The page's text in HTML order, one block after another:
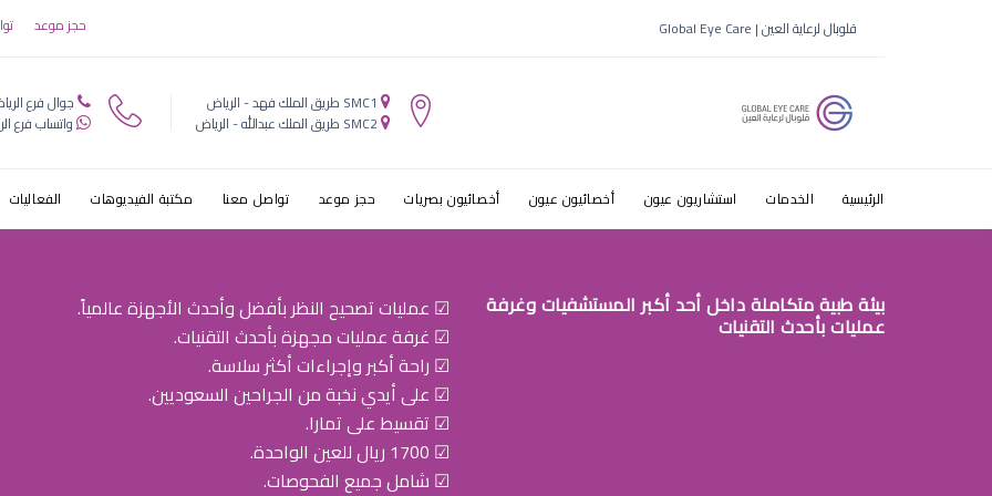
الماء الازرق في العيون
قلوبال لرعاية العين | Global Eye Care حجز موعد
SMC1 طريق الملك فهد - الرياض
SMC2 طريق الملك عبدالله - الرياض
جوال فرع
واتساب فرع
الرئيسية الخدمات استشاريون عيون أخصائيون عيون أخصائيون بصريات حجز موعد تواصل معنا مكتبة الفيديوهات الفعاليات
بيئة طبية متكاملة داخل أحد أكبر المستشفيات وغرفة
عمليات بأحدث التقنيات
☑ عمليات تصحيح النظر بأفضل وأحدث الأجهزة عالمياً.
☑ غرفة عمليات مجهزة بأحدث التقنيات.
☑ راحة أكبر وإجراءات أكثر سلاسة.
☑ على أيدي نخبة من الجراحين السعوديين.
☑ تقسيط على تمارا.
☑ 1700 ريال للعين الواحدة.
☑ شامل جميع الفحوصات.